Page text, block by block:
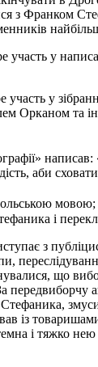
Франком
у
у
Орканом та
аби сховати
польською
і
з
що
із
і тяжко